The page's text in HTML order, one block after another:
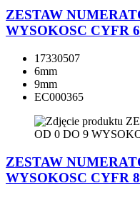
ZESTAW
WYSOKOSC CYFR
17330507
6mm
9mm
EC000365
ZESTAW
WYSOKOSC CYFR